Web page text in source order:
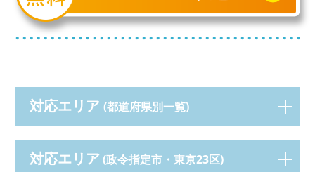
対応エリア(都道府県別一覧)
対応エリア (政令指定市・東京23区)